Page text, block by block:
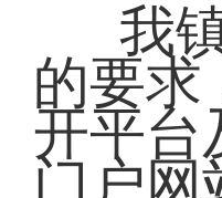
我
的要求
开平台
门户网